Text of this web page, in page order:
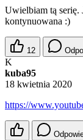
Uwielbiam tą serię.
kontynuowana :)
12
K
kuba95
18 kwietnia 2020
https://